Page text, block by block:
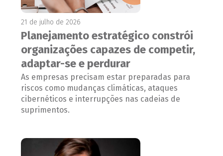
21 de julho de 2026
Planejamento estratégico constrói
organizações capazes de competir,
adaptar-se e perdurar
As empresas precisam estar preparadas para
riscos como mudanças climáticas, ataques
cibernéticos e interrupções nas cadeias de
suprimentos.